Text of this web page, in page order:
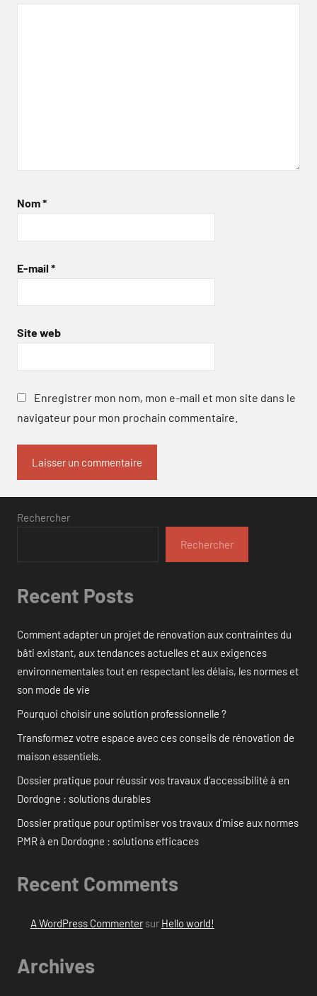
Nom*
E-mail *
Site web
Enregistrer mon nom, mon e-mail et mon site dans le
navigateur pour mon prochain commentaire.
Rechercher
Rechercher
Recent Posts
Comment adapter un projet de rénovation aux contraintes du
bâti existant, aux tendances actuelles et aux exigences
environnementales tout en respectant les délais, les normes et
son mode de vie
Pourquoi choisir une solution professionnelle ?
Transformez votre espace avec ces conseils de rénovation de
maison essentiels.
Dossier pratique pour réussir vos travaux d’accessibilité à en
Dordogne : solutions durables
Dossier pratique pour optimiser vos travaux d’mise aux normes
PMR à en Dordogne : solutions efficaces
Recent Comments
A WordPress Commentersur Hello world!
Archives